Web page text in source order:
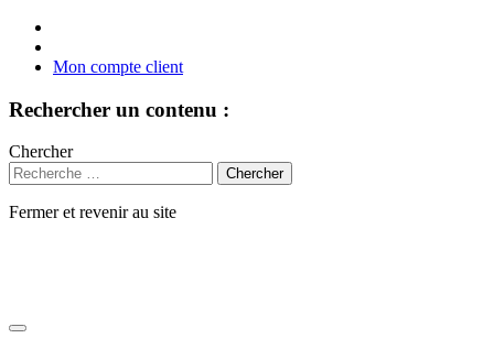
Mon compte client
Rechercher un contenu :
Chercher
Fermer et revenir au site